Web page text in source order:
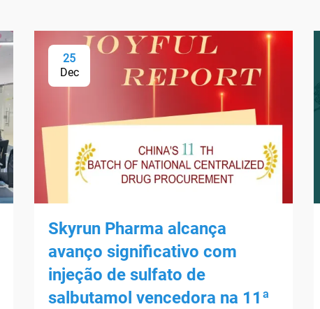
25
Dec
Skyrun Pharma alcança
avanço significativo com
injeção de sulfato de
salbutamol vencedora na 11ª